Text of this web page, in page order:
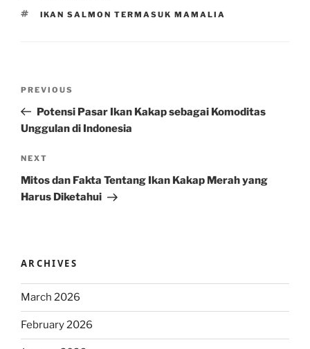
TAGS
IKAN SALMON TERMASUK MAMALIA
Previous
Post
PREVIOUS
Potensi Pasar Ikan Kakap sebagai Komoditas
Unggulan di Indonesia
Next
Post
NEXT
Mitos dan Fakta Tentang Ikan Kakap Merah yang
Harus Diketahui
ARCHIVES
March 2026
February 2026